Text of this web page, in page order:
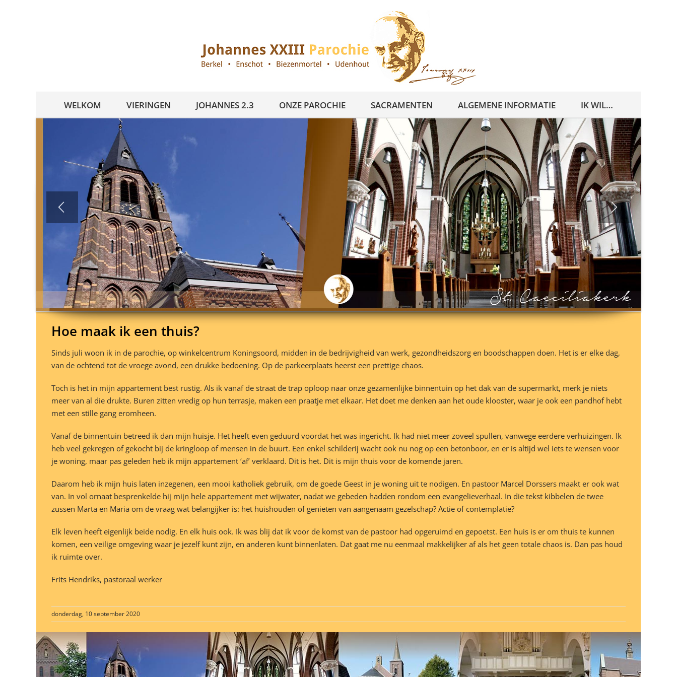
WELKOM VIERINGEN JOHANNES 2.3 ONZE PAROCHIE SACRAMENTEN ALGEMENE INFORMATIE IK WIL…
Hoe maak ik een thuis?
Sinds juli woon ik in de parochie, op winkelcentrum Koningsoord, midden in de bedrijvigheid van werk, gezondheidszorg en boodschappen doen. Het is er elke dag,
van de ochtend tot de vroege avond, een drukke bedoening. Op de parkeerplaats heerst een prettige chaos.
Toch is het in mijn appartement best rustig. Als ik vanaf de straat de trap oploop naar onze gezamenlijke binnentuin op het dak van de supermarkt, merk je niets
meer van al die drukte. Buren zitten vredig op hun terrasje, maken een praatje met elkaar. Het doet me denken aan het oude klooster, waar je ook een pandhof hebt
met een stille gang eromheen.
Vanaf de binnentuin betreed ik dan mijn huisje. Het heeft even geduurd voordat het was ingericht. Ik had niet meer zoveel spullen, vanwege eerdere verhuizingen. Ik
heb veel gekregen of gekocht bij de kringloop of mensen in de buurt. Een enkel schilderij wacht ook nu nog op een betonboor, en er is altijd wel iets te wensen voor
je woning, maar pas geleden heb ik mijn appartement ‘af’ verklaard. Dit is het. Dit is mijn thuis voor de komende jaren.
Daarom heb ik mijn huis laten inzegenen, een mooi katholiek gebruik, om de goede Geest in je woning uit te nodigen. En pastoor Marcel Dorssers maakt er ook wat
van. In vol ornaat besprenkelde hij mijn hele appartement met wijwater, nadat we gebeden hadden rondom een evangelieverhaal. In die tekst kibbelen de twee
zussen Marta en Maria om de vraag wat belangijker is: het huishouden of genieten van aangenaam gezelschap? Actie of contemplatie?
Elk leven heeft eigenlijk beide nodig. En elk huis ook. Ik was blij dat ik voor de komst van de pastoor had opgeruimd en gepoetst. Een huis is er om thuis te kunnen
komen, een veilige omgeving waar je jezelf kunt zijn, en anderen kunt binnenlaten. Dat gaat me nu eenmaal makkelijker af als het geen totale chaos is. Dan pas houd
ik ruimte over.
Frits Hendriks, pastoraal werker
donderdag, 10 september 2020